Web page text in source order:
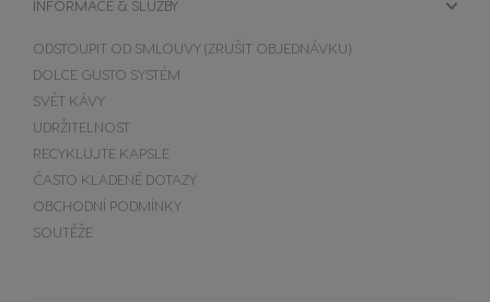
NÁPOJE
KÁVOVARY
DOPLŇKY
UDRŽITELNOST
INFORMACE & SLUŽBY
ODSTOUPIT OD SMLOUVY (ZRUŠIT OBJEDNÁVKU)
DOLCE GUSTO SYSTÉM
SVĚT KÁVY
UDRŽITELNOST
RECYKLUJTE KAPSLE
ČASTO KLADENÉ DOTAZY
OBCHODNÍ PODMÍNKY
SOUTĚŽE